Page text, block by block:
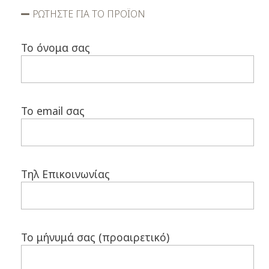
ΡΩΤΗΣΤΕ ΓΙΑ ΤΟ ΠΡΟΪΟΝ
Το όνομα σας
Το email σας
Τηλ Επικοινωνίας
Το μήνυμά σας (προαιρετικό)